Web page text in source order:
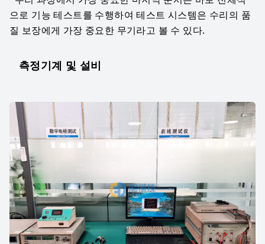
으로 기능 테스트를 수행하여 테스트 시스템은 수리의 품
질 보장에게 가장 중요한 무기라고 볼 수 있다.
측정기계 및 설비